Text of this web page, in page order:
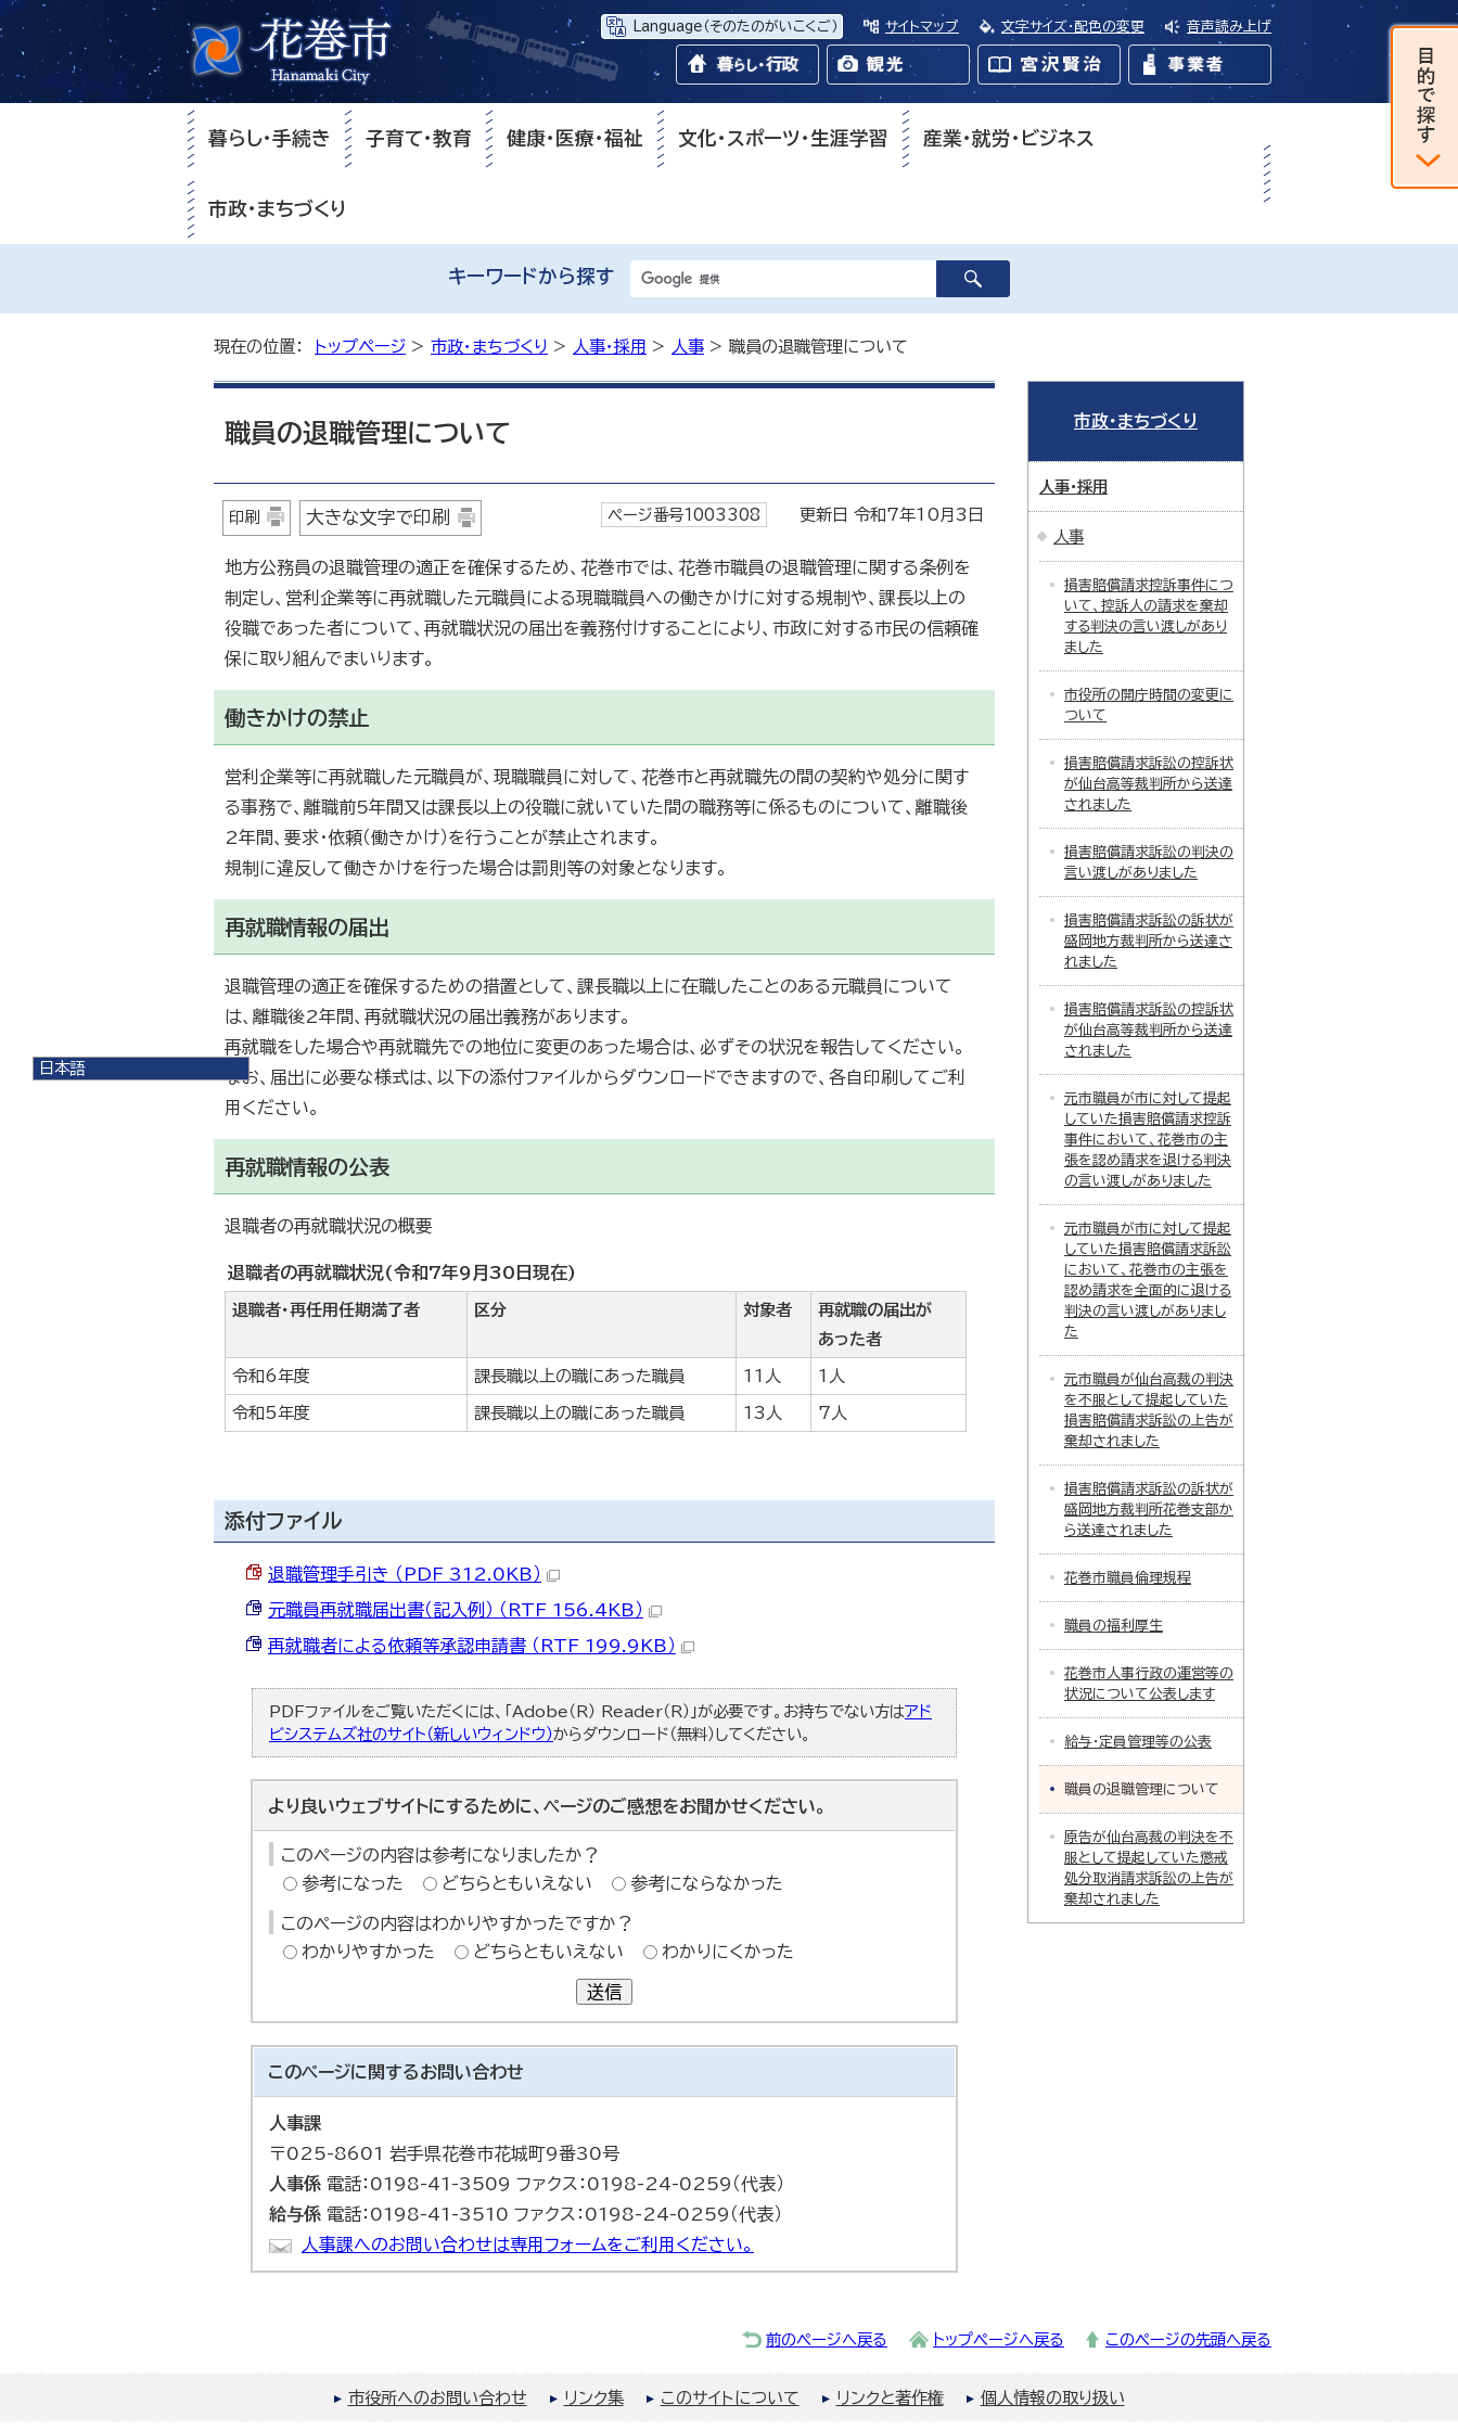
Language （そのたのがいこくご） サイトマップ 文字サイズ・配色の変更 音声読み上げ
日本語
暮らし・手続き 子育て・教育 健康・医療・福祉 文化・スポーツ・生涯学習 産業・就労・ビジネス
市政・まちづくり
キーワードから探す
現在の位置： トップページ > 市政・まちづくり > 人事・採用 > 人事 > 職員の退職管理について
職員の退職管理について
印刷 大きな文字で印刷 ページ番号1003308 更新日 令和7年10月3日
地方公務員の退職管理の適正を確保するため、花巻市では、花巻市職員の退職管理に関する条例を
制定し、営利企業等に再就職した元職員による現職職員への働きかけに対する規制や、課長以上の
役職であった者について、再就職状況の届出を義務付けすることにより、市政に対する市民の信頼確
保に取り組んでまいります。
働きかけの禁止
営利企業等に再就職した元職員が、現職職員に対して、花巻市と再就職先の間の契約や処分に関す
る事務で、離職前5年間又は課長以上の役職に就いていた間の職務等に係るものについて、離職後
2年間、要求・依頼（働きかけ）を行うことが禁止されます。
規制に違反して働きかけを行った場合は罰則等の対象となります。
再就職情報の届出
退職管理の適正を確保するための措置として、課長職以上に在職したことのある元職員について
は、離職後2年間、再就職状況の届出義務があります。
再就職をした場合や再就職先での地位に変更のあった場合は、必ずその状況を報告してください。
なお、届出に必要な様式は、以下の添付ファイルからダウンロードできますので、各自印刷してご利
用ください。
再就職情報の公表
退職者の再就職状況の概要
退職者の再就職状況(令和7年9月30日現在)
退職者・再任用任期満了者 区分 対象者
再就職の届出が
あった者
令和6年度 課長職以上の職にあった職員 11人 1人
令和5年度 課長職以上の職にあった職員 13人 7人
添付ファイル
退職管理手引き （PDF 312.0KB）
元職員再就職届出書（記入例） （RTF 156.4KB）
再就職者による依頼等承認申請書 （RTF 199.9KB）
PDFファイルをご覧いただくには、「Adobe（R） Reader（R）」が必要です。お持ちでない方はアド
ビシステムズ社のサイト（新しいウィンドウ）からダウンロード（無料）してください。
より良いウェブサイトにするために、ページのご感想をお聞かせください。
このページの内容は参考になりましたか？
参考になった
どちらともいえない 参考にならなかった
このページの内容はわかりやすかったですか？
わかりやすかった
どちらともいえない わかりにくかった
送信
このページに関するお問い合わせ
人事課
〒025-8601 岩手県花巻市花城町9番30号
人事係 電話：0198-41-3509 ファクス：0198-24-0259（代表）
給与係 電話：0198-41-3510 ファクス：0198-24-0259（代表）
人事課へのお問い合わせは専用フォームをご利用ください。
市政・まちづくり
人事・採用
人事
損害賠償請求控訴事件につ
いて、控訴人の請求を棄却
する判決の言い渡しがあり
ました
市役所の開庁時間の変更に
ついて
損害賠償請求訴訟の控訴状
が仙台高等裁判所から送達
されました
損害賠償請求訴訟の判決の
言い渡しがありました
損害賠償請求訴訟の訴状が
盛岡地方裁判所から送達さ
れました
損害賠償請求訴訟の控訴状
が仙台高等裁判所から送達
されました
元市職員が市に対して提起
していた損害賠償請求控訴
事件において、花巻市の主
張を認め請求を退ける判決
の言い渡しがありました
元市職員が市に対して提起
していた損害賠償請求訴訟
において、花巻市の主張を
認め請求を全面的に退ける
判決の言い渡しがありまし
た
元市職員が仙台高裁の判決
を不服として提起していた
損害賠償請求訴訟の上告が
棄却されました
損害賠償請求訴訟の訴状が
盛岡地方裁判所花巻支部か
ら送達されました
花巻市職員倫理規程
職員の福利厚生
花巻市人事行政の運営等の
状況について公表します
給与・定員管理等の公表
職員の退職管理について
原告が仙台高裁の判決を不
服として提起していた懲戒
処分取消請求訴訟の上告が
棄却されました
前のページへ戻る トップページへ戻る このページの先頭へ戻る
市役所へのお問い合わせ リンク集 このサイトについて リンクと著作権 個人情報の取り扱い